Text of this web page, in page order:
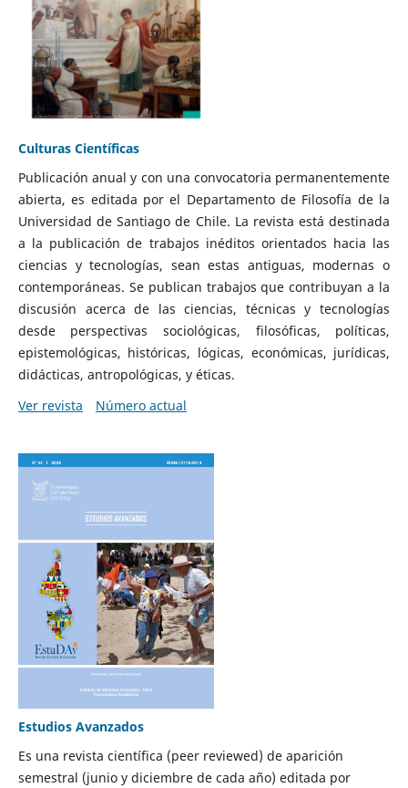
Culturas Científicas
Publicación anual y con una convocatoria permanentemente
abierta, es editada por el Departamento de Filosofía de la
Universidad de Santiago de Chile. La revista está destinada
a la publicación de trabajos inéditos orientados hacia las
ciencias y tecnologías, sean estas antiguas, modernas o
contemporáneas. Se publican trabajos que contribuyan a la
discusión acerca de las ciencias, técnicas y tecnologías
desde perspectivas sociológicas, filosóficas, políticas,
epistemológicas, históricas, lógicas, económicas, jurídicas,
didácticas, antropológicas, y éticas.
Ver revista
Número actual
Estudios Avanzados
Es una revista científica (peer reviewed) de aparición
semestral (junio y diciembre de cada año) editada por